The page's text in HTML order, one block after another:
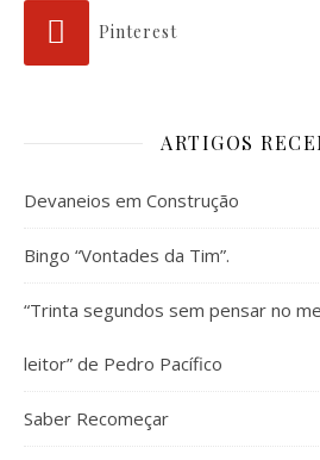
Pinterest
ARTIGOS
Devaneios em Construção
Bingo “Vontades da Tim”.
“Trinta segundos sem pensar no
leitor” de Pedro Pacífico
Saber Recomeçar